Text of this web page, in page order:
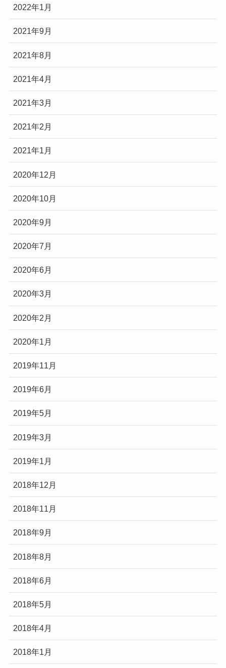
2022年1月
2021年9月
2021年8月
2021年4月
2021年3月
2021年2月
2021年1月
2020年12月
2020年10月
2020年9月
2020年7月
2020年6月
2020年3月
2020年2月
2020年1月
2019年11月
2019年6月
2019年5月
2019年3月
2019年1月
2018年12月
2018年11月
2018年9月
2018年8月
2018年6月
2018年5月
2018年4月
2018年1月